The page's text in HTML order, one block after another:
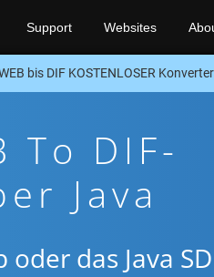
Support Websites
bis DIF KOSTENLOSER
To DIF-
Java
das Java